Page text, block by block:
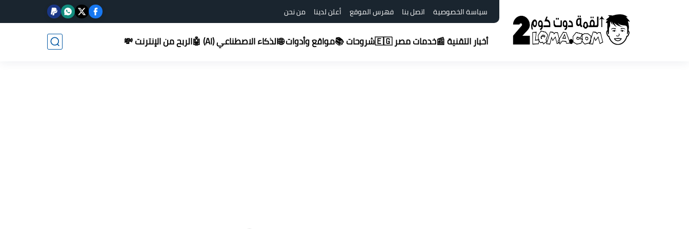
سياسة الخصوصية اتصل بنا فهرس الموقع أعلن لدينا من نحن
أخبار التقنية 📰خدمات مصر 🇪🇬 شروحات 📚مواقع وأدوات 🌐الذكاء الاصطناعي (AI) 🤖 الربح من الإنترنت 💸